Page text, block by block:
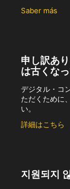
Saber más
申し訳あ
は古くな
デジタル・コ
ただくために
い。
詳細はこちら
지원되지